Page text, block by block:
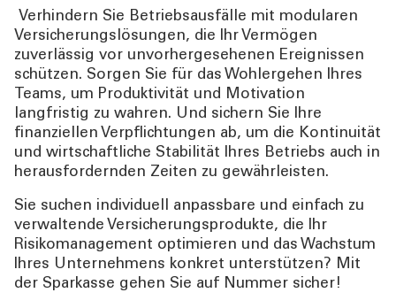
DIENSTLEISTUNGEN
PRIVATKUNDEN
DIENSTLEISTUNGEN
GESCHÄFTSKUNDEN
MEHR ALS BANK
ÜBER UNS
TOOLS
Verhindern Sie Betriebsausfälle mit modularen
Versicherungslösungen, die Ihr Vermögen
zuverlässig vor unvorhergesehenen Ereignissen
schützen. Sorgen Sie für das Wohlergehen Ihres
Teams, um Produktivität und Motivation
langfristig zu wahren. Und sichern Sie Ihre
finanziellen Verpflichtungen ab, um die Kontinuität
und wirtschaftliche Stabilität Ihres Betriebs auch in
herausfordernden Zeiten zu gewährleisten.
Sie suchen individuell anpassbare und einfach zu
verwaltende Versicherungsprodukte, die Ihr
Risikomanagement optimieren und das Wachstum
Ihres Unternehmens konkret unterstützen? Mit
der Sparkasse gehen Sie auf Nummer sicher!